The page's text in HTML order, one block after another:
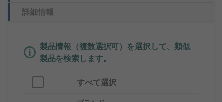
詳細情報
製品情報（複数選択可）を選択して、類似
製品を検索します。
すべて選択